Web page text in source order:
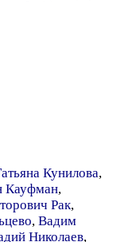
Кунилова,
Кауфман,
Рак,
, Вадим
Николаев,